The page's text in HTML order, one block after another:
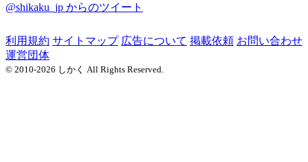
@shikaku_jp からのツイート
利用規約 サイトマップ 広告について 掲載依頼 お問い合わせ
運営団体
© 2010-2026 しかく All Rights Reserved.